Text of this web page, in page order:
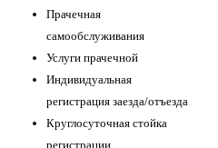
Прачечная
самообслуживания
Услуги прачечной
Индивидуальная
регистрация заезда/отъезда
Круглосуточная стойка
регистрации